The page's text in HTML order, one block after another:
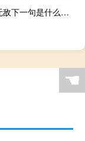
人至贱则无敌下一句是什么意思
☚